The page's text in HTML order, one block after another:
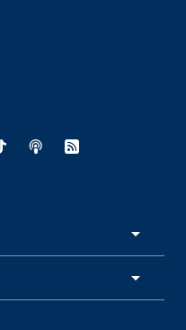
in nuova finestra
in nuova finestra
esterno - Apertura in
esterno - Apertura in
- Sito esterno -
- Sito esterno -
Spreaker - Sito
Feed RSS -